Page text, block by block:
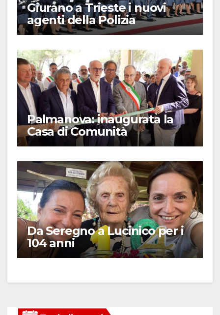
Giurano a Trieste i nuovi
agenti della Polizia
Palmanova: inaugurata la
Casa di Comunità
Da Seregno a Lucinico per i
104 anni